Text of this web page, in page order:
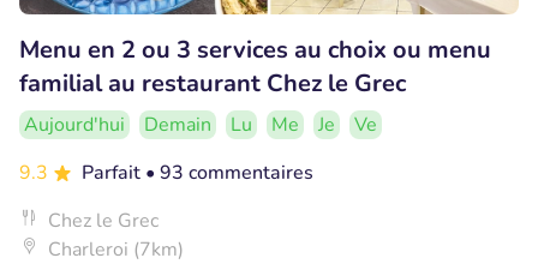
Menu en 2 ou 3 services au choix ou menu
familial au restaurant Chez le Grec
Aujourd'hui Demain Lu Me Je
Ve
9.3
Parfait • 93 commentaires
Chez le Grec
Charleroi (7km)